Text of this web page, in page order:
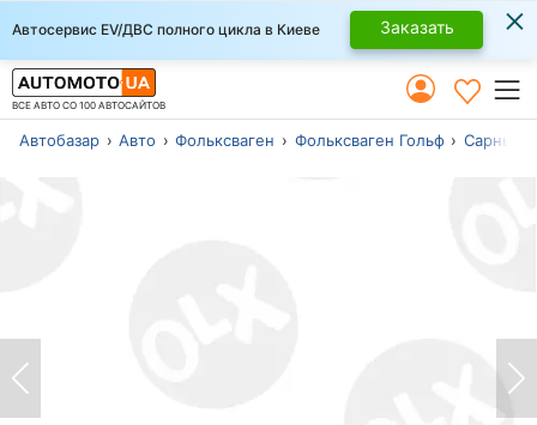
Автосервис EV/ДВС полного цикла в Киеве Заказать ×
ВСЕ АВТО СО 100 АВТОСАЙТОВ
Автобазар Авто Фольксваген Фольксваген Гольф Сарны